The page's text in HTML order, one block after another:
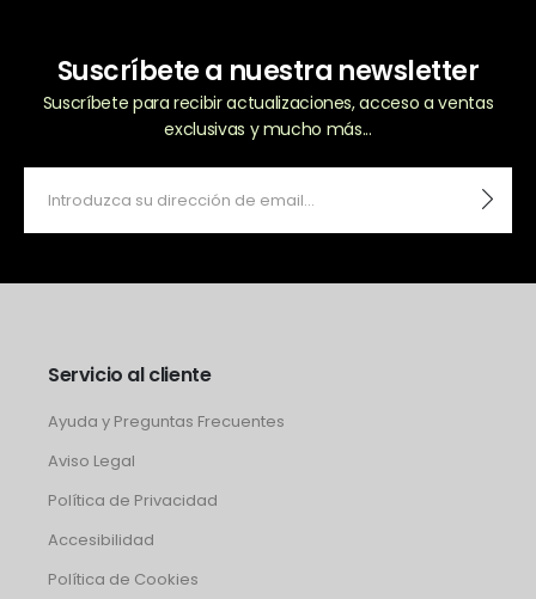
Suscríbete a nuestra newsletter
Suscríbete para recibir actualizaciones, acceso a ventas
exclusivas y mucho más...
Servicio al cliente
Ayuda y Preguntas Frecuentes
Aviso Legal
Política de Privacidad
Accesibilidad
Política de Cookies